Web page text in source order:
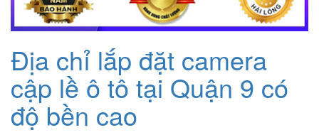
Địa chỉ lắp đặt camera
cập lề ô tô tại Quận 9 có
độ bền cao